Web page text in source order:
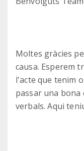
Moltes gràcies
causa. Esperem
l'acte que tenim
passar una
verbals. Aqui